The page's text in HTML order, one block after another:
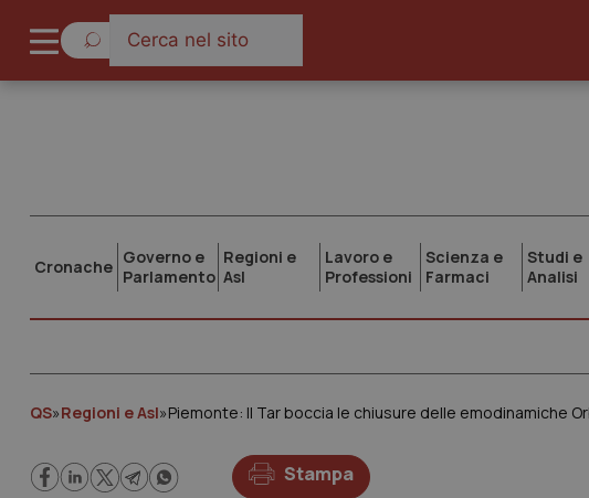
Cronache Governo e
Parlamento
Regioni e
Asl
Lavoro e
Professioni
Scienza e
Farmaci
Studi e
Analisi
QS»Regioni e Asl»Piemonte: Il Tar boccia le chiusure delle emodinamiche
Stampa